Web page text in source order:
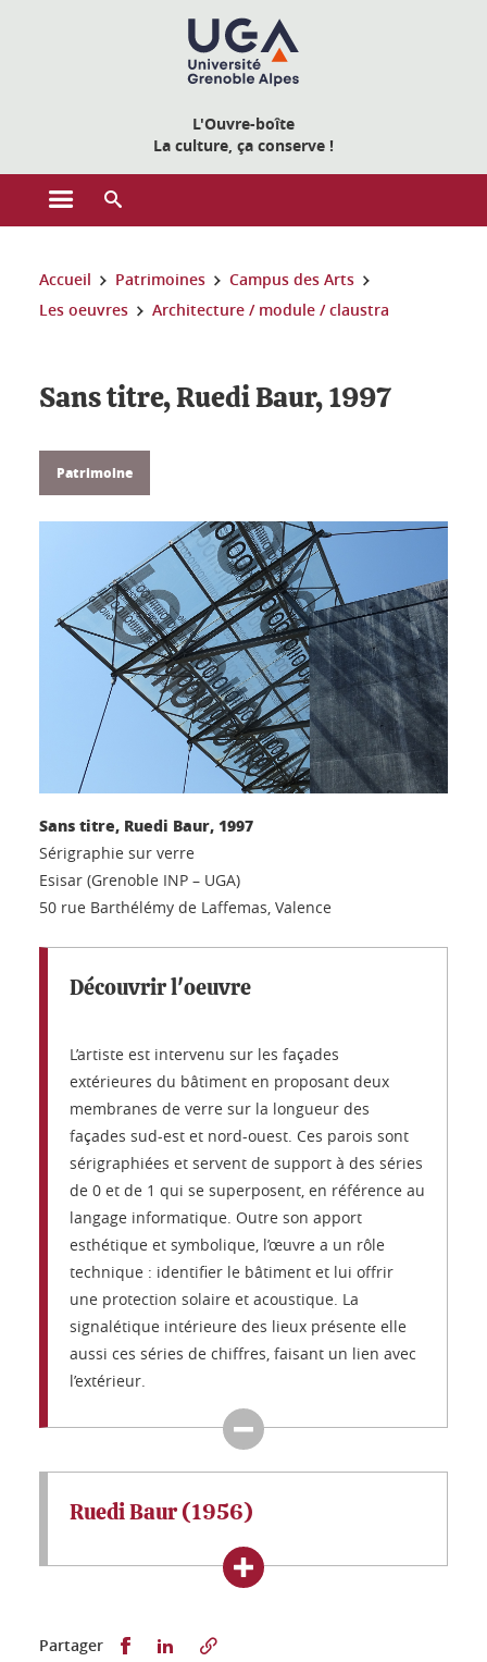
L'Ouvre-boîte
La culture, ça conserve !
Ouvrir le menu principal
Vous êtes ici :
Accueil Patrimoines
Campus des Arts
Les oeuvres
Architecture / module / claustra
Sans titre, Ruedi Baur, 1997
Patrimoine
Sans titre, Ruedi Baur, 1997
Sérigraphie sur verre
Esisar (Grenoble INP – UGA)
50 rue Barthélémy de Laffemas, Valence
Découvrir l'oeuvre
L’artiste est intervenu sur les façades
extérieures du bâtiment en proposant deux
membranes de verre sur la longueur des
façades sud-est et nord-ouest. Ces parois sont
sérigraphiées et servent de support à des séries
de 0 et de 1 qui se superposent, en référence au
langage informatique. Outre son apport
esthétique et symbolique, l’œuvre a un rôle
technique : identifier le bâtiment et lui offrir
une protection solaire et acoustique. La
signalétique intérieure des lieux présente elle
aussi ces séries de chiffres, faisant un lien avec
l’extérieur.
Ruedi Baur (1956)
Partager Partager sur Facebook
Partager sur LinkedIn